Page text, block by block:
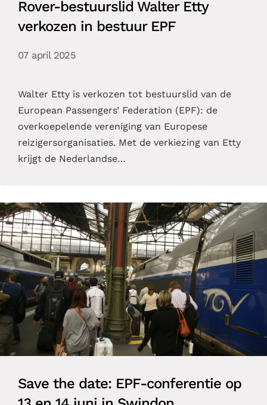
Rover-bestuurslid Walter Etty
verkozen in bestuur EPF
07 april 2025
Walter Etty is verkozen tot bestuurslid van de
European Passengers’ Federation (EPF): de
overkoepelende vereniging van Europese
reizigersorganisaties. Met de verkiezing van Etty
krijgt de Nederlandse…
Save the date: EPF-conferentie op